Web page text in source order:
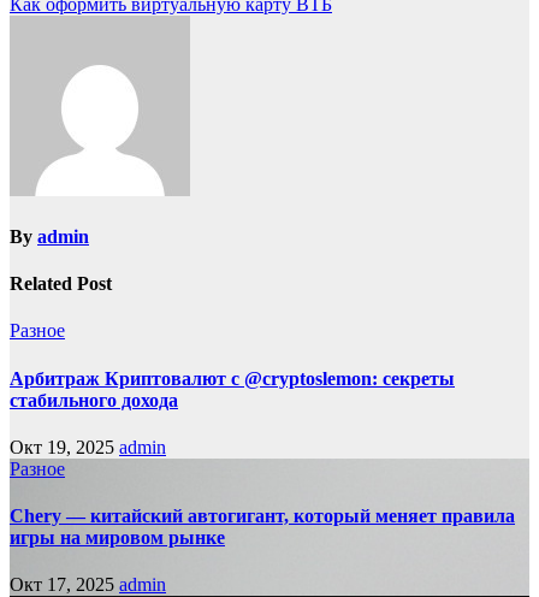
By admin
Related Post
Разное
Арбитраж Криптовалют с @cryptoslemon: секреты
стабильного дохода
Окт 19, 2025 admin
Разное
Chery — китайский автогигант, который меняет правила
игры на мировом рынке
Окт 17, 2025 admin